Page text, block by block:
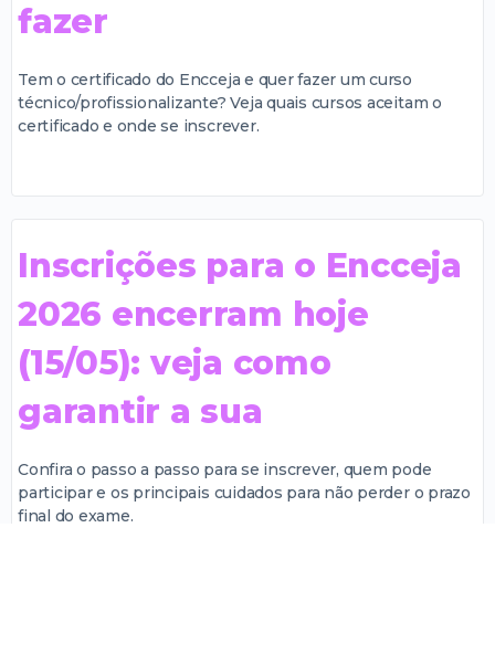
fazer
Tem o certificado do Encceja e quer fazer um curso
técnico/profissionalizante? Veja quais cursos aceitam o
certificado e onde se inscrever.
Inscrições para o Encceja
2026 encerram hoje
(15/05): veja como
garantir a sua
Confira o passo a passo para se inscrever, quem pode
participar e os principais cuidados para não perder o prazo
final do exame.